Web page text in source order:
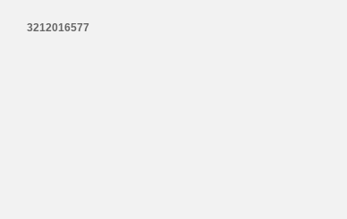
3212016577